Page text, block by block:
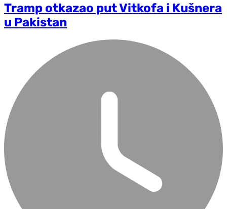
Tramp otkazao put Vitkofa i Kušnera
u Pakistan